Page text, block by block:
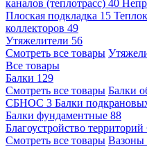
каналов (теплотрасс) 40
Плоская подкладка 15
коллекторов 49
Утяжелители 56
Смотреть все товары
Все товары
Балки 129
Смотреть все товары Балки
СБНОС 3 Балки
Балки фундаментные 88
Благоустройство территорий
Смотреть все товары Вазоны